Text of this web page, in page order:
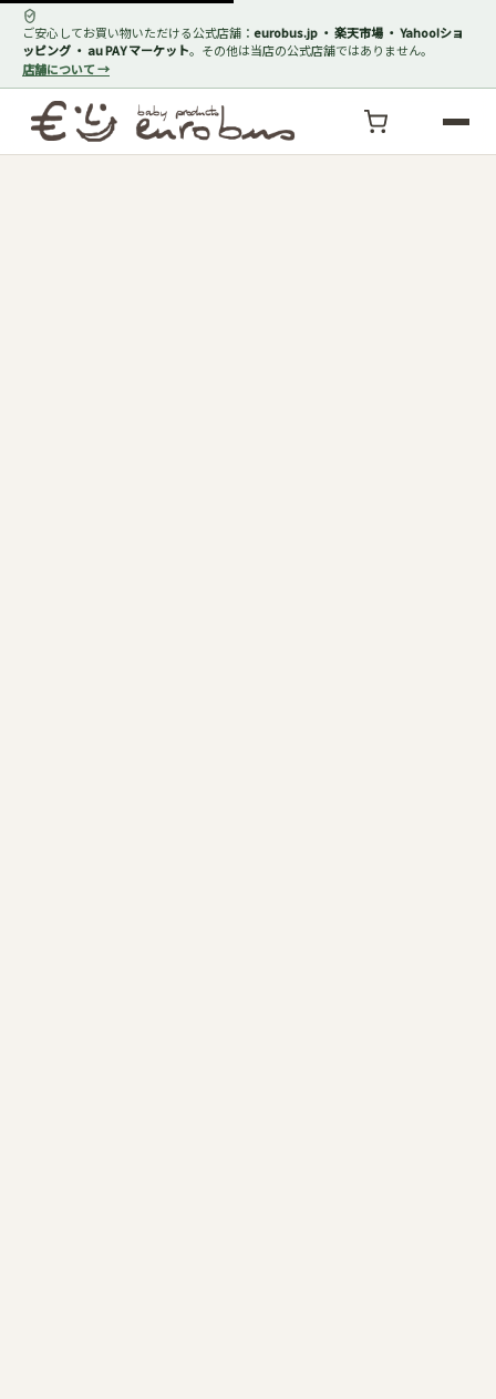
ご安心してお買い物いただける公式店舗： eurobus.jp ・ 楽天市場 ・ Yahoo!ショ
ッピング ・ au PAY マーケット。その他は当店の公式店舗ではありません。
店舗について →